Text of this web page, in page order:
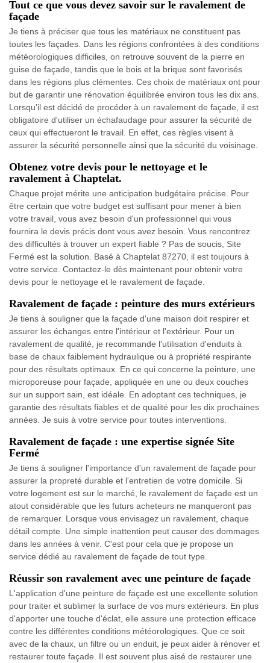
Tout ce que vous devez savoir sur le ravalement de
façade
Je tiens à préciser que tous les matériaux ne constituent pas
toutes les façades. Dans les régions confrontées à des conditions
météorologiques difficiles, on retrouve souvent de la pierre en
guise de façade, tandis que le bois et la brique sont favorisés
dans les régions plus clémentes. Ces choix de matériaux ont pour
but de garantir une rénovation équilibrée environ tous les dix ans.
Lorsqu'il est décidé de procéder à un ravalement de façade, il est
obligatoire d'utiliser un échafaudage pour assurer la sécurité de
ceux qui effectueront le travail. En effet, ces règles visent à
assurer la sécurité personnelle ainsi que la sécurité du voisinage.
Obtenez votre devis pour le nettoyage et le
ravalement à Chaptelat.
Chaque projet mérite une anticipation budgétaire précise. Pour
être certain que votre budget est suffisant pour mener à bien
votre travail, vous avez besoin d'un professionnel qui vous
fournira le devis précis dont vous avez besoin. Vous rencontrez
des difficultés à trouver un expert fiable ? Pas de soucis, Site
Fermé est la solution. Basé à Chaptelat 87270, il est toujours à
votre service. Contactez-le dès maintenant pour obtenir votre
devis pour le nettoyage et le ravalement de façade.
Ravalement de façade : peinture des murs extérieurs
Je tiens à souligner que la façade d'une maison doit respirer et
assurer les échanges entre l'intérieur et l'extérieur. Pour un
ravalement de qualité, je recommande l'utilisation d'enduits à
base de chaux faiblement hydraulique ou à propriété respirante
pour des résultats optimaux. En ce qui concerne la peinture, une
microporeuse pour façade, appliquée en une ou deux couches
sur un support sain, est idéale. En adoptant ces techniques, je
garantie des résultats fiables et de qualité pour les dix prochaines
années. Je suis à votre service pour toutes interventions.
Ravalement de façade : une expertise signée Site
Fermé
Je tiens à souligner l'importance d'un ravalement de façade pour
assurer la propreté durable et l'entretien de votre domicile. Si
votre logement est sur le marché, le ravalement de façade est un
atout considérable que les futurs acheteurs ne manqueront pas
de remarquer. Lorsque vous envisagez un ravalement, chaque
détail compte. Une simple inattention peut causer des dommages
dans les années à venir. C'est pour cela que je propose un
service dédié au ravalement de façade de tout type.
Réussir son ravalement avec une peinture de façade
L'application d'une peinture de façade est une excellente solution
pour traiter et sublimer la surface de vos murs extérieurs. En plus
d'apporter une touche d'éclat, elle assure une protection efficace
contre les différentes conditions météorologiques. Que ce soit
avec de la chaux, un filtre ou un enduit, je peux aider à rénover et
restaurer toute façade. Il est souvent plus aisé de restaurer une